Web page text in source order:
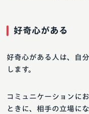
好奇心がある
好奇心がある人は、自
します。
コミュニケーションに
ときに、相手の立場に